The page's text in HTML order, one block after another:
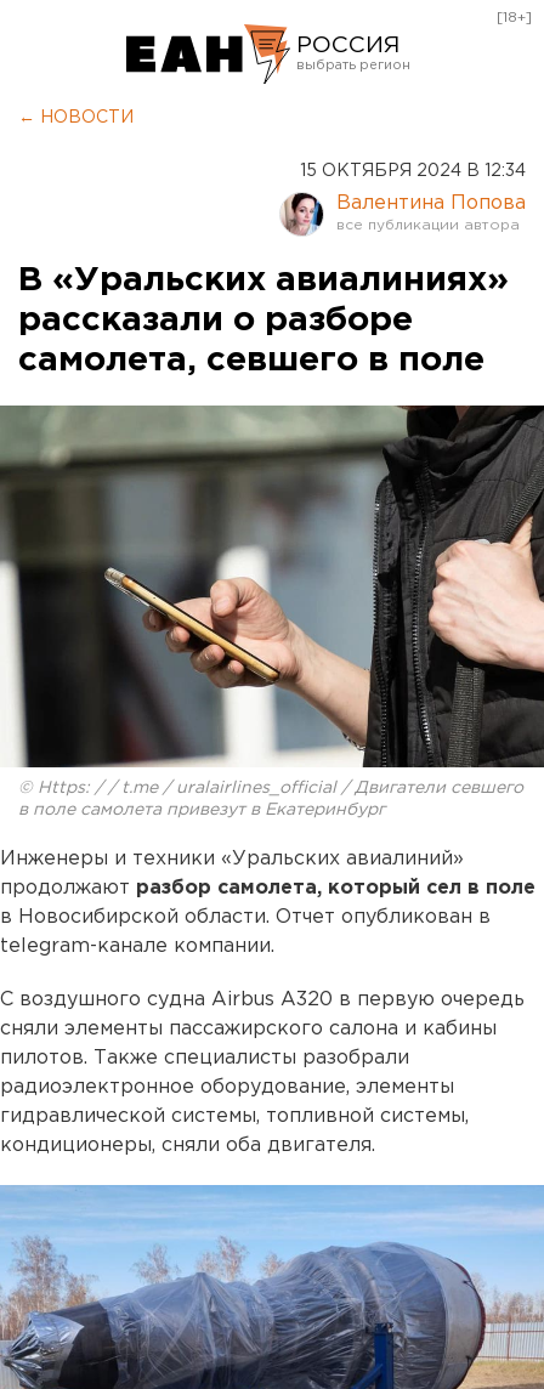
РОССИЯ
Курган
Оренбург
[18+]
← НОВОСТИ
15 ОКТЯБРЯ 2024 В 12:34
Валентина Попова
В «Уральских авиалиниях»
рассказали о разборе
самолета, севшего в поле
© Https: / / t.me / uralairlines_official / Двигатели севшего
в поле самолета привезут в Екатеринбург
Инженеры и техники «Уральских авиалиний»
продолжают разбор самолета, который сел в поле
в Новосибирской области. Отчет опубликован в
telegram-канале компании.
С воздушного судна Airbus А320 в первую очередь
сняли элементы пассажирского салона и кабины
пилотов. Также специалисты разобрали
радиоэлектронное оборудование, элементы
гидравлической системы, топливной системы,
кондиционеры, сняли оба двигателя.